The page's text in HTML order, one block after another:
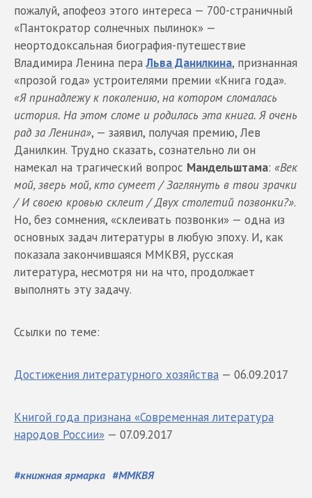
пожалуй, апофеоз этого интереса — 700-страничный
«Пантократор солнечных пылинок» —
неортодоксальная биография-путешествие
Владимира Ленина пераЛьва Данилкина, признанная
«прозой года» устроителями премии «Книга года».
«Я принадлежу к поколению, на котором сломалась
история. На этом сломе и родилась эта книга. Я очень
рад за Ленина», — заявил, получая премию, Лев
Данилкин. Трудно сказать, сознательно ли он
намекал на трагический вопрос Мандельштама: «Век
мой, зверь мой, кто сумеет / Заглянуть в твои зрачки
/ И своею кровью склеит / Двух столетий позвонки?».
Но, без сомнения, «склеивать позвонки» — одна из
основных задач литературы в любую эпоху. И, как
показала закончившаяся ММКВЯ, русская
литература, несмотря ни на что, продолжает
выполнять эту задачу.
Ссылки по теме:
Достижения литературного хозяйства — 06.09.2017
Книгой года признана «Современная литература
народов России» — 07.09.2017
#книжная ярмарка #ММКВЯ